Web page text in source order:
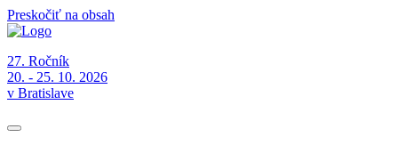
Preskočiť na obsah
27. Ročník
20. - 25. 10. 2026
v Bratislave